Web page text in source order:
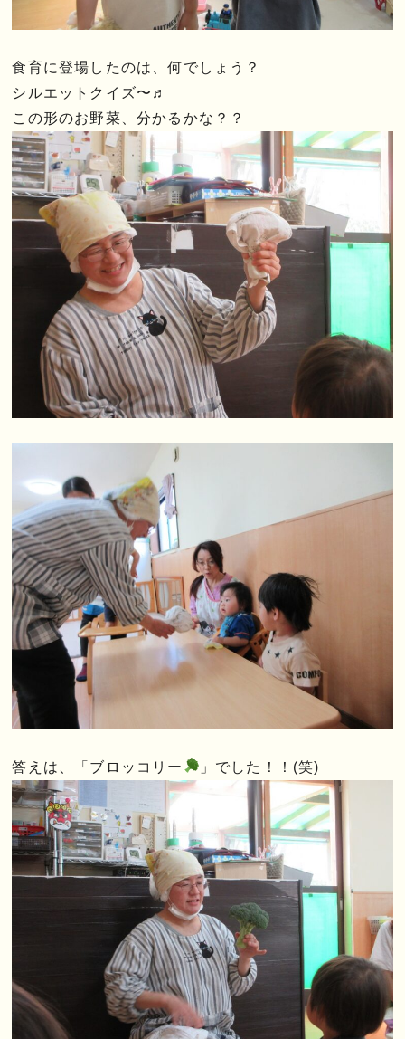
食育に登場したのは、何でしょう？
シルエットクイズ〜♬
この形のお野菜、分かるかな？？
答えは、「ブロッコリー 」でした！！(笑)